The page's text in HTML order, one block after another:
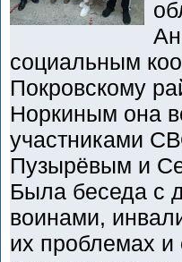
социальным
Покровскому
Норкиным она
участниками
Пузырёвым и
Была беседа с
воинами,
их проблемах и